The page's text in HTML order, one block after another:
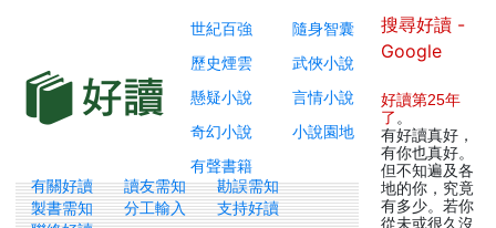
世紀百強
隨身智囊
歷史煙雲
武俠小說
懸疑小說
言情小說
奇幻小說
小說園地
有聲書籍
有關好讀 讀友需知
勘誤需知
製書需知
分工輸入
支持好讀
搜尋好讀 -
Google
好讀第25年
了 。
有好讀真好，
有你也真好。
但不知遍及各
地的你，究竟
有多少。若你
從未或很久沒